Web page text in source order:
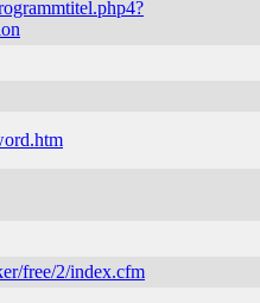
free/2/index.cfm